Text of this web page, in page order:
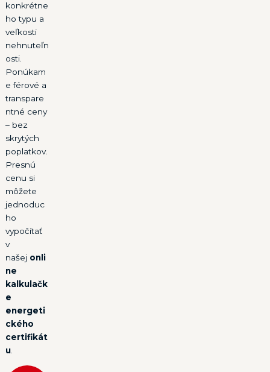
konkrétne
ho typu a
veľkosti
nehnuteľn
osti.
Ponúkam
e férové a
transpare
ntné ceny
– bez
skrytých
poplatkov.
Presnú
cenu si
môžete
jednoduc
ho
vypočítať
v
našej onli
ne
kalkulačk
e
energeti
ckého
certifikát
u.